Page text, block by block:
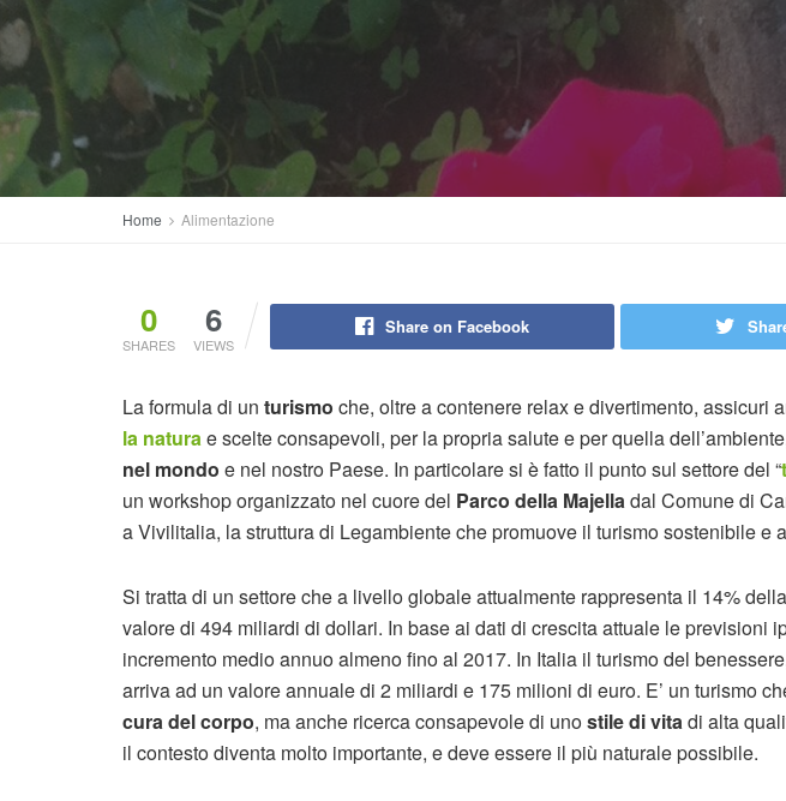
Home Alimentazione
0
SHARES
6
VIEWS
Share on Facebook
La formula di un turismo che, oltre a contenere relax e divertimento, assicuri
la naturae scelte consapevoli, per la propria salute e per quella
nel mondo e nel nostro Paese. In particolare si è fatto il punto sul settore del “
un workshop organizzato nel cuore del Parco della Majelladal Comune di
a Vivilitalia, la struttura di Legambiente che promuove il turismo sostenibile e
Si tratta di un settore che a livello globale attualmente rappresenta il 14% della
valore di 494 miliardi di dollari. In base ai dati di crescita attuale le previsioni
incremento medio annuo almeno fino al 2017. In Italia il turismo del
arriva ad un valore annuale di 2 miliardi e 175 milioni di euro. E’ un turismo
cura del corpo, ma anche ricerca consapevole di unostile di vitadi alta
il contesto diventa molto importante, e deve essere il più naturale possibile.